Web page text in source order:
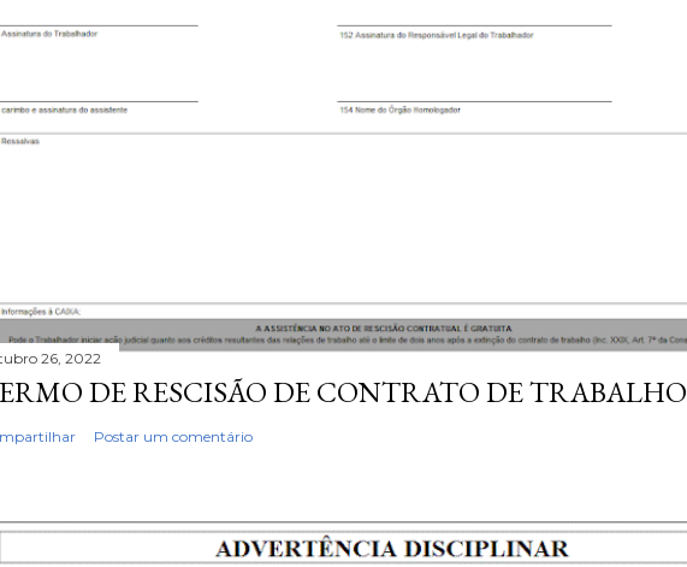
26, 2022
DE RESCISÃO DE CONTRATO DE TRABALHO
Postar um comentário